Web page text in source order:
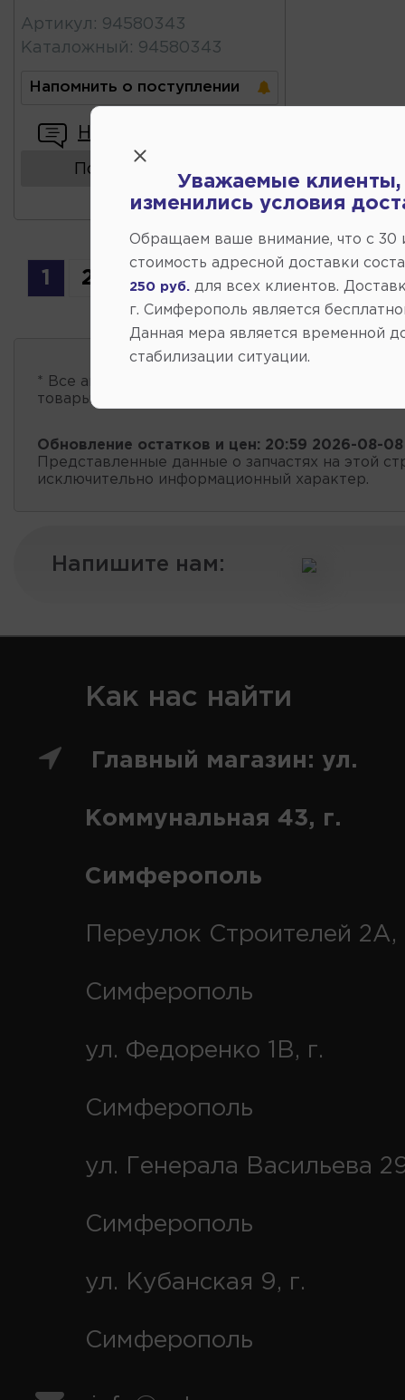
Артикул : 94580343
Каталожный : 94580343
Напомнить о поступлении
Написать отзыв
Показать аналоги
1 2
* Все автозапчасти
товары проходит несколько раз в сутки.
Обновление остатков и цен: 20:59 2026-08-08
Представленные данные о запчастях на этой
исключительно информационный характер.
Напишите нам:
Как нас найти
Главный магазин: ул.
Коммунальная 43, г.
Симферополь
Переулок Строителей 2А,
Симферополь
ул. Федоренко 1В, г.
Симферополь
ул. Генерала Васильева
Симферополь
ул. Кубанская 9, г.
Симферополь
Уважаемые клиенты,
изменились условия
Обращаем ваше внимание, что c 30
стоимость адресной доставки
250 руб. для всех клиентов.
г. Симферополь является
Данная мера является временной
стабилизации ситуации.